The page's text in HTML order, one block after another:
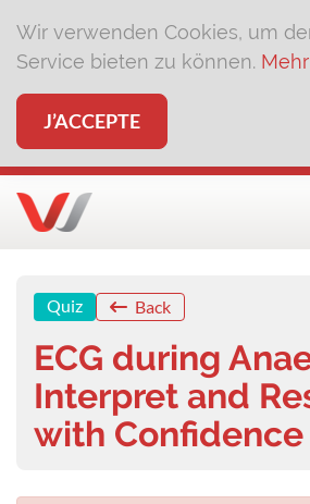
Wir verwenden Cookies, um
Service bieten zu können.
J’ACCEPTE
Quiz Back
ECG during
Interpret and
with Confidence